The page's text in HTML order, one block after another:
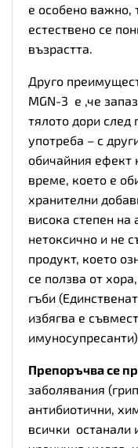
е особено важно,
естествено се
възрастта.
Друго
MGN-3 е ,че
тялото дори
употреба – с
обичайния ефект
време, което е
хранителни
висока степен на
нетоксично и не
продукт, което
се ползва от
гъби
избягва е
имуносупресанти).
Препоръчва се
заболявания
антибиотични,
всички останали